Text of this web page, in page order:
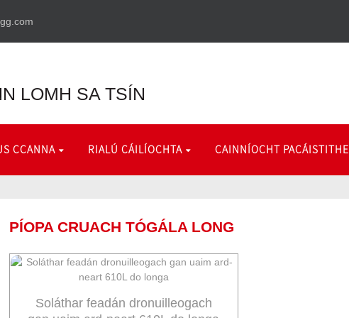
LOMH SA TSÍN
CCANNA RIALÚ CÁILÍOCHTA CAINNÍOCHT PACÁISTITHE
PÍOPA CRUACH TÓGÁLA LONG
Soláthar feadán dronuilleogach